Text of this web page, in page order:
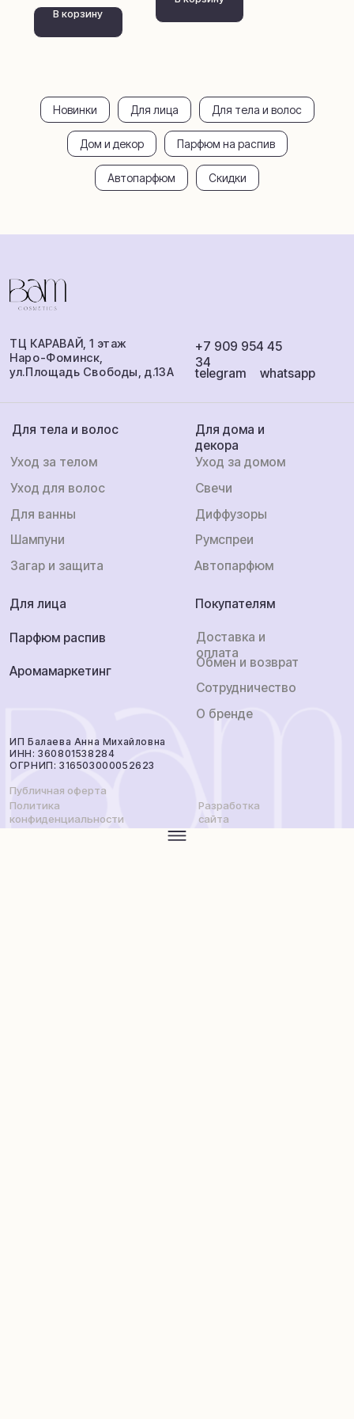
В корзину
Новинки Для лица Для тела и волос
Дом и декор Парфюм на распив
Автопарфюм Скидки
Шампуни
Парфюм распив
Обмен и возврат
оплата
Разработка
Загар и защита
Сотрудничество
Политика
ИП Балаева Анна Михайловна
О бренде
Аромамаркетинг